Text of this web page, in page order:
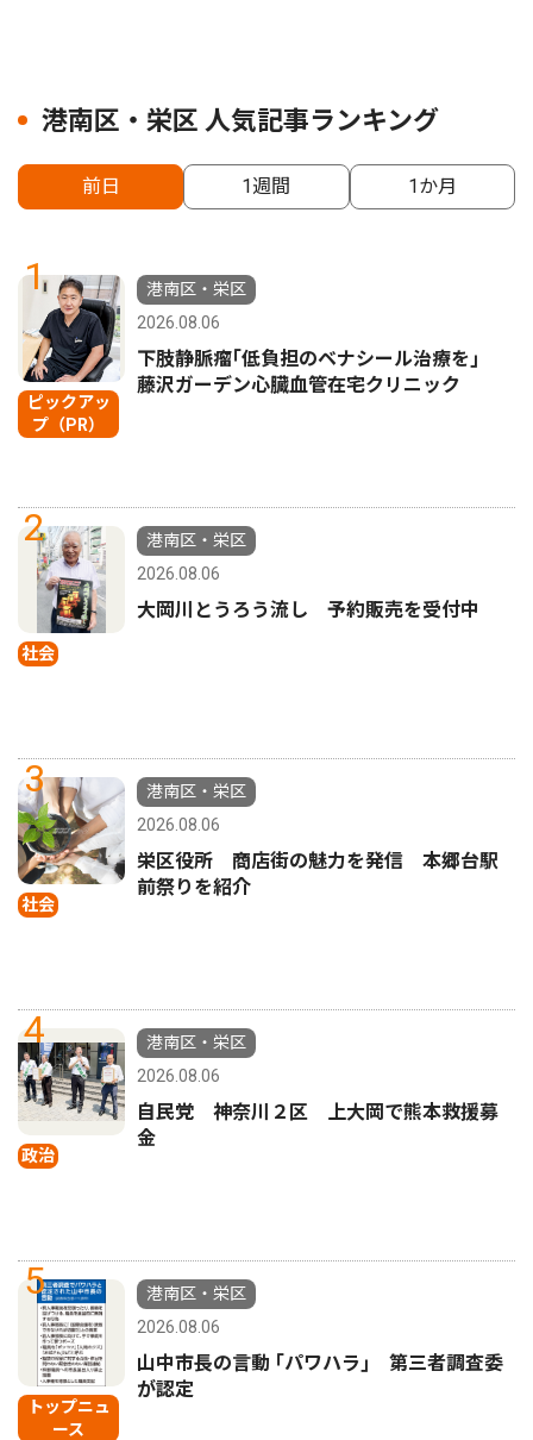
港南区・栄区 人気記事ランキング
前日 1週間 1か月
1
ピックアッ
プ（PR）
港南区・栄区
2026.08.06
下肢静脈瘤｢低負担のベナシール治療を｣
藤沢ガーデン心臓血管在宅クリニック
2
社会
港南区・栄区
2026.08.06
大岡川とうろう流し 予約販売を受付中
3
社会
港南区・栄区
2026.08.06
栄区役所 商店街の魅力を発信 本郷台駅
前祭りを紹介
4
政治
港南区・栄区
2026.08.06
自民党 神奈川２区 上大岡で熊本救援募
金
5
トップニュ
ース
港南区・栄区
2026.08.06
山中市長の言動 ｢パワハラ｣ 第三者調査委
が認定